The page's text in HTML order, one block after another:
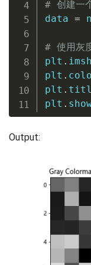
# 创建一
data =
# 使用灰
plt .
plt .
plt .
plt .
Output: